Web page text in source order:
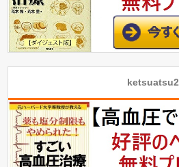
ketsuatsu2